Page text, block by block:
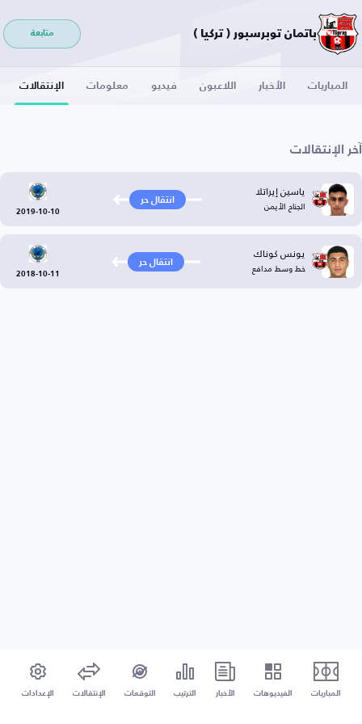
باتمان توبرسبور ( تركيا ) متابعة
المباريات الأخبار اللاعبون فيديو معلومات الإنتقالات
آخر الإنتقالات
ياسين إيراتلا
الجناح الأيمن انتقال حر
2019-10-10
يونس كوناك
خط وسط مدافع انتقال حر
2018-10-11
المباريات الفيديوهات الأخبار الترتيب التوقعات الإنتقالات الإعدادات